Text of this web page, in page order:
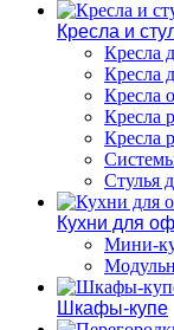
Кресла и
Кресла
Кресла
Кресла
Кресла
Кресла
Стулья
Кухни для
Мини-
Шкафы-купе